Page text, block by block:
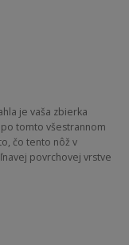
je vaša zbierka
tomto všestrannom
čo tento nôž v
povrchovej vrstve